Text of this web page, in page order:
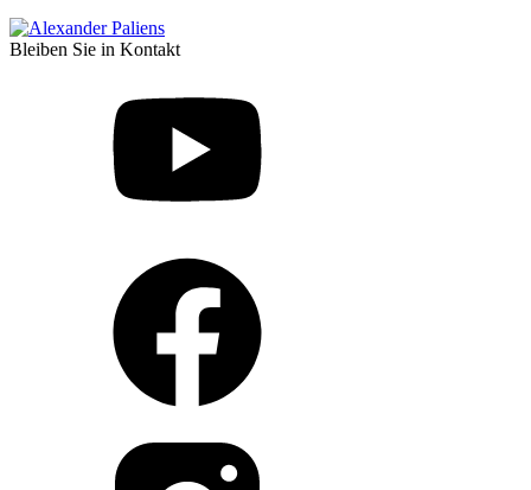
Bleiben Sie in Kontakt